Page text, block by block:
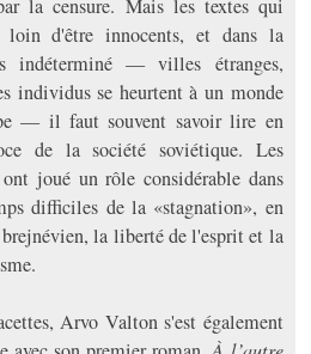
la censure. Mais les textes qui
loin d'être innocents, et dans la
indéterminé — villes étranges,
individus se heurtent à un monde
— il faut souvent savoir lire en
de la société soviétique. Les
joué un rôle considérable dans
difficiles de la «stagnation», en
la liberté de l'esprit et la
Arvo Valton s'est également